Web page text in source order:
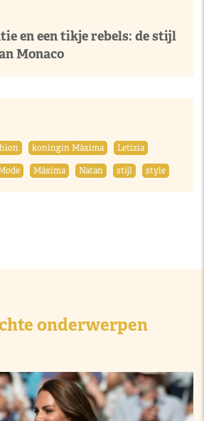
en een tikje rebels: de stijl
Monaco
koningin Máxima
Letizia
Máxima Natan stijl style
onderwerpen